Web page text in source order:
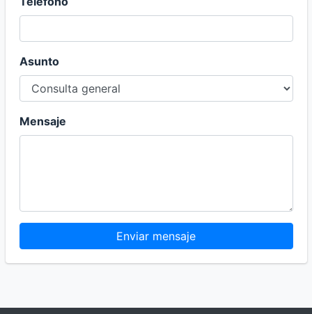
Asunto
Mensaje
Enviar mensaje